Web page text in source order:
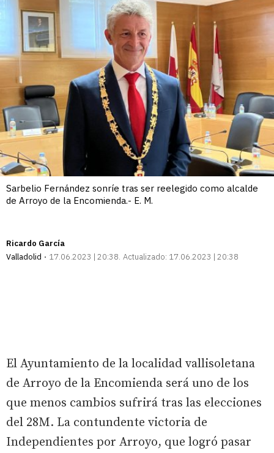
Sarbelio Fernández sonríe tras ser reelegido como alcalde
de Arroyo de la Encomienda.- E. M.
Ricardo García
Valladolid
17.06.2023 | 20:38 Actualizado: 17.06.2023 | 20:38
El Ayuntamiento de la localidad vallisoletana
de Arroyo de la Encomienda será uno de los
que menos cambios sufrirá tras las elecciones
del 28M. La contundente victoria de
Independientes por Arroyo, que logró pasar